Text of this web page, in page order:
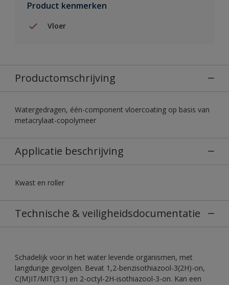
Product kenmerken
Vloer
Productomschrijving
Watergedragen, één-component vloercoating op basis van
metacrylaat-copolymeer
Applicatie beschrijving
Kwast en roller
Technische & veiligheidsdocumentatie
Schadelijk voor in het water levende organismen, met
langdurige gevolgen. Bevat 1,2-benzisothiazool-3(2H)-on,
C(M)IT/MIT(3:1) en 2-octyl-2H-isothiazool-3-on. Kan een